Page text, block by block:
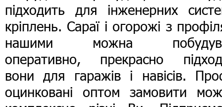
підходить для інженерних
кріплень. Сараї і огорожі з
нашими можна
оперативно, прекрасно
вони для гаражів і навісів.
оцинковані оптом замовити